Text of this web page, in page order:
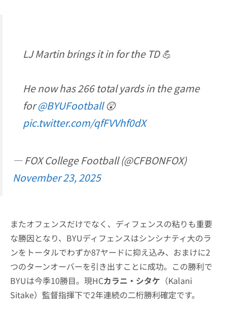
LJ Martin brings it in for the TD 💪
He now has 266 total yards in the game
for@BYUFootball😲
pic.twitter.com/qfFVVhf0dX
— FOX College Football (@CFBONFOX)
November 23, 2025
またオフェンスだけでなく、ディフェンスの粘りも重要
な勝因となり、BYUディフェンスはシンシナティ大のラ
ンをトータルでわずか87ヤードに抑え込み、おまけに2
つのターンオーバーを引き出すことに成功。この勝利で
BYUは今季10勝目。現HCカラニ・シタケ （Kalani
Sitake）監督指揮下で2年連続の二桁勝利確定です。